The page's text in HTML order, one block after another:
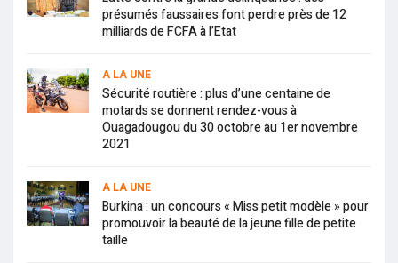
présumés faussaires font perdre près de 12
milliards de FCFA à l’Etat
A LA UNE
Sécurité routière : plus d’une centaine de
motards se donnent rendez-vous à
Ouagadougou du 30 octobre au 1er novembre
2021
A LA UNE
Burkina : un concours « Miss petit modèle » pour
promouvoir la beauté de la jeune fille de petite
taille